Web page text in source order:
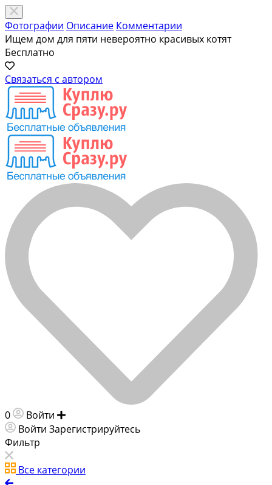
Фотографии Описание Комментарии
Ищем дом для пяти невероятно красивых котят
Бесплатно
Связаться с автором
0 Войти
Войти Зарегистрируйтесь
Фильтр
Все категории